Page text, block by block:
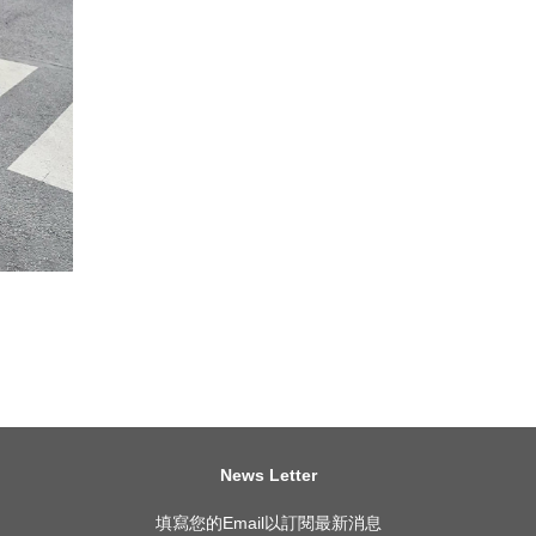
News Letter
填寫您的Email以訂閱最新消息